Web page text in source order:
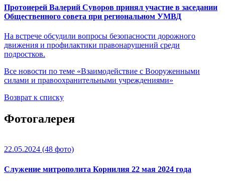
Протоиерей Валерий Суворов принял участие в заседании
Общественного совета при региональном УМВД
На встрече обсудили вопросы безопасности дорожного
движения и профилактики правонарушений среди
подростков.
Все новости по теме «Взаимодействие с Вооруженными
силами и правоохранительными учреждениями»
Возврат к списку
Фотогалерея
22.05.2024 (48 фото)
Служение митрополита Корнилия 22 мая 2024 года